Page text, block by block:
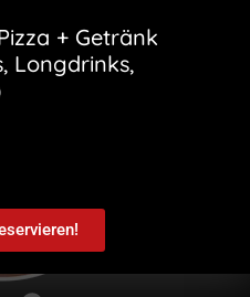
+ Getränk
Longdrinks,